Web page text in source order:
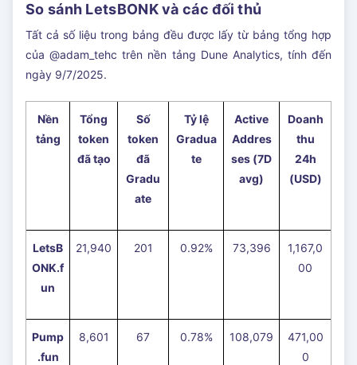
So sánh LetsBONK và các đối thủ
Tất cả số liệu trong bảng đều được lấy từ bảng tổng hợp
của @adam_tehc trên nền tảng Dune Analytics, tính đến
ngày 9/7/2025.
Nền
tảng
Tổng
token
đã tạo
Số
token
đã
Gradu
ate
Tỷ lệ
Gradua
te
Active
Addres
ses (7D
avg)
Doanh
thu
24h
(USD)
LetsB
ONK.f
un
21,940 201 0.92% 73,396
1,167,0
00
Pump
.fun
8,601 67 0.78% 108,079
471,00
0